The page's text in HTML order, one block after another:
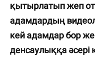
қытырлатып жеп
адамдардың
кей адамдар бор
денсаулыққа әсері